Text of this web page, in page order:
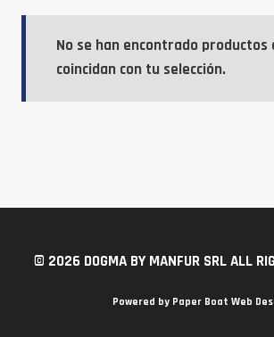
No se han encontrado productos
coincidan con tu selección.
© 2026 DOGMA BY MANFUR SRL ALL
Powered by Paper Boat Web